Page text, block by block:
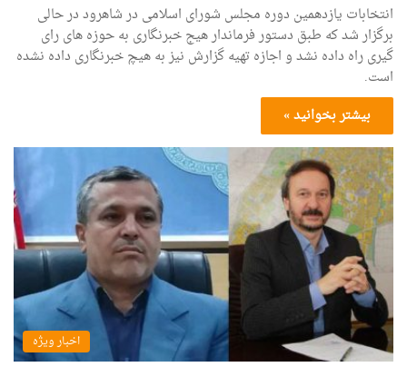
انتخابات یازدهمین دوره مجلس شورای اسلامی در شاهرود در حالی
برگزار شد که طبق دستور فرماندار هیج خبرنگاری به حوزه های رای
گیری راه داده نشد و اجازه تهیه گزارش نیز به هیچ خبرنگاری داده نشده
است.
بیشتر بخوانید »
اخبار ویژه